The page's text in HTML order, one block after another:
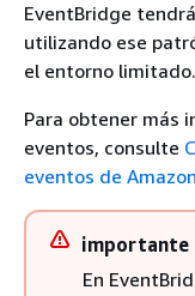
EventBridge
utilizando ese
el entorno limitado.
Para obtener más
eventos, consulte
eventos de Amazon
importante
En